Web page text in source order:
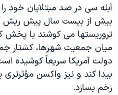
علم و فناوری
اسرائیل در جنگ
گالری عکس
آرشیو پخش زنده
رمز مهسا
ورزش زنان در ایران
اعتراضات زن، زندگی، آزادی
مجموعه مستندهای دادخواهی
تریبونال مردمی آبان ۹۸
زبانهای مختلف
آبله سی در صد مبتلايان خود
بيش از بيست سال پيش ريش
تروريستها می کوشند با پخش
ميان جمعيت شهرها، کشتار
دولت آمريکا سريعاً کوشيده
پيدا کند و نيز واکسن مؤثرتری
زخم بسازد.